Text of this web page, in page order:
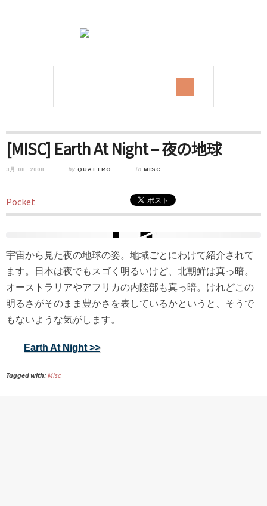
[MISC] Earth At Night – 夜の地球
3月 08, 2008 by QUATTRO in MISC
Pocket
宇宙から見た夜の地球の姿。地域ごとにわけて紹介されて
ます。日本は夜でもスゴく明るいけど、北朝鮮は真っ暗。
オーストラリアやアフリカの内陸部も真っ暗。けれどこの
明るさがそのまま豊かさを表しているかというと、そうで
もないような気がします。
Earth At Night >>
Tagged with: Misc